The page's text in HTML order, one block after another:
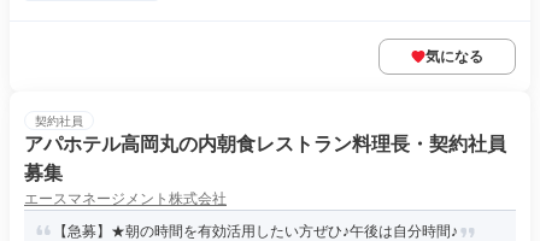
気になる
契約社員
アパホテル高岡丸の内朝食レストラン料理長・契約社員
募集
エースマネージメント株式会社
【急募】★朝の時間を有効活用したい方ぜひ♪午後は自分時間♪